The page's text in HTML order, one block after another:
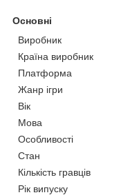
Основні
Виробник
Країна виробник
Платформа
Жанр ігри
Вік
Мова
Особливості
Стан
Кількість гравців
Рік випуску